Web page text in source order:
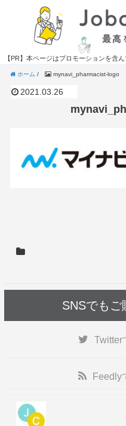
【PR】本ページはプロモーションを含
ホーム / mynavi_pharmacist-logo
2021.03.26
SNSでもご
Twitter
Feedly